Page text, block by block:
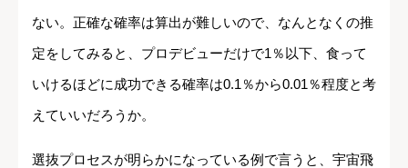
ない。正確な確率は算出が難しいので、なんとなくの推
定をしてみると、プロデビューだけで1％以下、食って
いけるほどに成功できる確率は0.1％から0.01％程度と考
えていいだろうか。
選抜プロセスが明らかになっている例で言うと、宇宙飛